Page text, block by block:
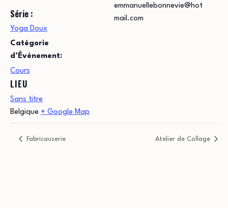
Série :
Yoga Doux
Catégorie
d’Évènement:
Cours
LIEU
Sans titre
Belgique + Google Map
emmanuellebonnevie@hot
mail.com
Fabricauserie Atelier de Collage